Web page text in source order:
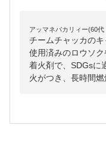
アッマネバカリィー(60代
チームチャッカのキ
使用済みのロウソ
着火剤で、SDGsに
火がつき、長時間燃